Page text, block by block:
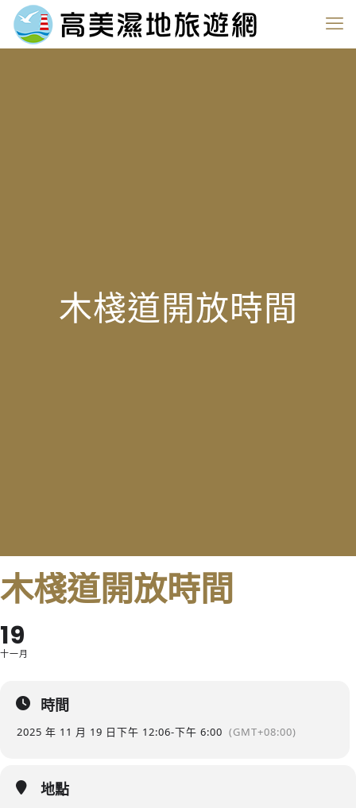
木棧道開放時間
木棧道開放時間
19
十一月
時間
2025 年 11 月 19 日下午 12:06-下午 6:00 (GMT+08:00)
地點